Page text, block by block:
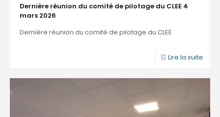
Dernière réunion du comité de pilotage du CLEE 4
mars 2026
Dernière réunion du comité de pilotage du CLEE
Lire la suite